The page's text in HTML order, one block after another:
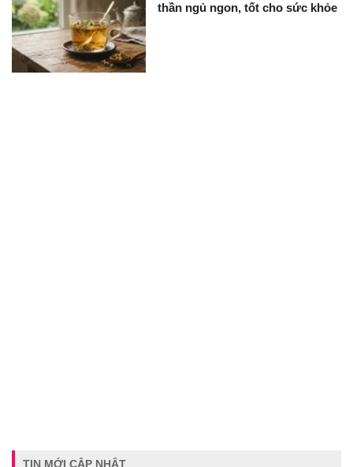
thần ngủ ngon, tốt cho sức khỏe
TIN MỚI CẬP NHẬT